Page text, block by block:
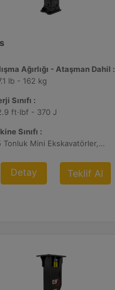
Ağırlığı - Ataşman Dahil :
lb - 162 kg
Sınıfı :
ft·lbf - 370 J
Sınıfı :
2-5 Tonluk Mini Ekskavatörler, 216-299 Mikro Yükleyici/Kompakt Paletli Yükleyiciler
Detay Teklif Al